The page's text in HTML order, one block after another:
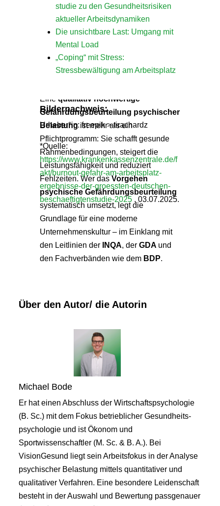
Aktualisierung der Beurteilung in
regelmäßigen Abständen kann die
psychische Gesundheit am Arbeitsplatz
fortlaufend sichergestellt und Risiken
reduziert werden.
Eine qualitativ hochwertige
Gefährdungsbeurteilung psychischer
Belastungist mehr als ein
Pflichtprogramm: Sie schafft gesunde
Rahmenbedingungen, steigert die
Leistungsfähigkeit und reduziert
Fehlzeiten. Wer das Vorgehen
psychische Gefährdungsbeurteilung
systematisch umsetzt, legt die
Grundlage für eine moderne
Unternehmenskultur – im Einklang mit
den Leitlinien der
INQA, der GDA und
den Fachverbänden wie dem BDP.
studie zu den Gesundheitsrisiken
aktueller Arbeitsdynamiken
Die unsichtbare Last: Umgang mit
Mental Load
„Coping“ mit Stress:
Stressbewältigung am Arbeitsplatz
Bildernachweis:
Urheber*in: freepik > tirachardz
*Quelle:
https://www.krankenkassenzentrale.de/f
akt/burnout-gefahr-am-arbeitsplatz-
ergebnisse-der-groessten-deutschen-
beschaeftigtenstudie-2025, 03.07.2025.
Über den Autor/ die Autorin
Michael Bode
Er hat einen Abschluss der Wirtschaftspsychologie
(B. Sc.) mit dem Fokus betrieblicher Gesundheits-
psychologie und ist Ökonom und
Sportwissenschaftler (M. Sc. & B. A.). Bei
VisionGesund liegt sein Arbeitsfokus in der Analyse
psychischer Belastung mittels quantitativer und
qualitativer Verfahren. Eine besondere Leidenschaft
besteht in der Auswahl und Bewertung passgenauer